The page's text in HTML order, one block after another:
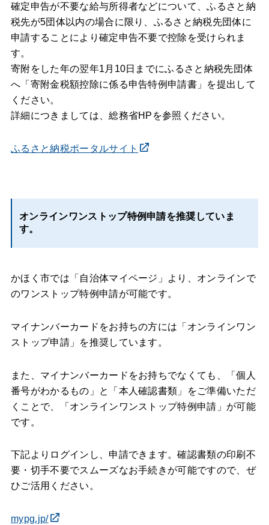
確定申告が不要な給与所得者などについて、ふるさと納
税先が5団体以内の場合に限り、ふるさと納税先団体に
申請することにより確定申告不要で控除を受けられま
す。
寄附をした年の翌年1月10日までにふるさと納税先団体
へ「寄附金税額控除に係る申告特例申請書」を提出して
ください。
詳細につきましては、総務省HPを参照ください。
ふるさと納税ポータルサイト
オンラインワンストップ特例申請を推奨していま
す。
かほく市では「自治体マイページ」より、オンラインで
のワンストップ特例申請が可能です。
マイナンバーカードをお持ちの方には「オンラインワン
ストップ申請」を推奨しています。
また、マイナンバーカードをお持ちでなくても、「個人
番号がわかるもの」と「本人確認書類」をご準備いただ
くことで、「オンラインワンストップ特例申請」が可能
です。
下記よりログインし、申請できます。確認書類の印刷不
要・切手不要でスムーズなお手続きが可能ですので、ぜ
ひご活用ください。
mypg.jp/